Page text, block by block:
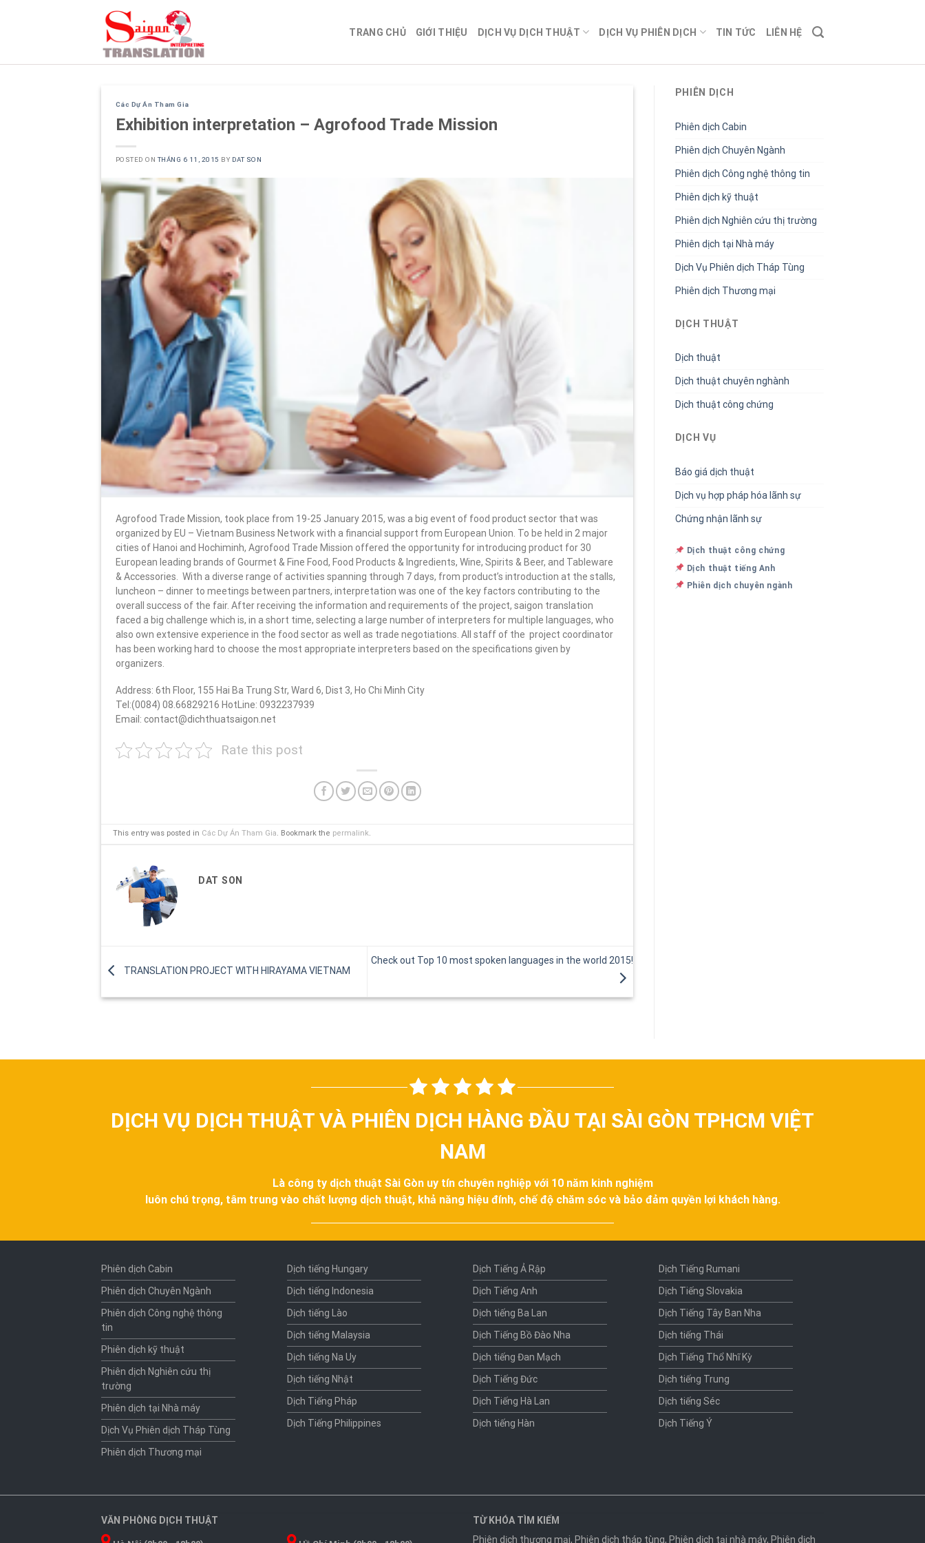
TRANG CHỦ GIỚI THIỆU DỊCH VỤ DỊCH THUẬT DỊCH VỤ PHIÊN DỊCH TIN TỨC LIÊN HỆ
Các Dự Án Tham Gia
Exhibition interpretation – Agrofood Trade Mission
POSTED ONTHÁNG 6 11, 2015 BY DAT SON
Agrofood Trade Mission, took place from 19-25 January 2015, was a big event of food product sector that was
organized by EU – Vietnam Business Network with a financial support from European Union. To be held in 2 major
cities of Hanoi and Hochiminh, Agrofood Trade Mission offered the opportunity for introducing product for 30
European leading brands of Gourmet & Fine Food, Food Products & Ingredients, Wine, Spirits & Beer, and Tableware
& Accessories. With a diverse range of activities spanning through 7 days, from product’s introduction at the stalls,
luncheon – dinner to meetings between partners, interpretation was one of the key factors contributing to the
overall success of the fair. After receiving the information and requirements of the project, saigon translation
faced a big challenge which is, in a short time, selecting a large number of interpreters for multiple languages, ​​who
also own extensive experience in the food sector as well as trade negotiations. All staff of the project coordinator
has been working hard to choose the most appropriate interpreters based on the specifications given by
organizers.
Address: 6th Floor, 155 Hai Ba Trung Str, Ward 6, Dist 3, Ho Chi Minh City
Tel:(0084) 08.66829216 HotLine: 0932237939
Email: contact@dichthuatsaigon.net
Rate this post
This entry was posted in Các Dự Án Tham Gia. Bookmark the permalink.
DAT SON
TRANSLATION PROJECT WITH HIRAYAMA VIETNAM
Check out Top 10 most spoken languages in the world 2015!
PHIÊN DỊCH
Phiên dịch Cabin
Phiên dịch Chuyên Ngành
Phiên dịch Công nghệ thông tin
Phiên dịch kỹ thuật
Phiên dịch Nghiên cứu thị trường
Phiên dịch tại Nhà máy
Dịch Vụ Phiên dịch Tháp Tùng
Phiên dịch Thương mại
DỊCH THUẬT
Dịch thuật
Dịch thuật chuyên nghành
Dịch thuật công chứng
DỊCH VỤ
Báo giá dịch thuật
Dịch vụ hợp pháp hóa lãnh sự
Chứng nhận lãnh sự
Dịch thuật công chứng
Dịch thuật tiếng Anh
Phiên dịch chuyên ngành
DỊCH VỤ DỊCH THUẬT VÀ PHIÊN DỊCH HÀNG ĐẦU TẠI SÀI GÒN TPHCM VIỆT
NAM
Là công ty dịch thuật Sài Gòn uy tín chuyên nghiệp với 10 năm kinh nghiệm
luôn chú trọng, tâm trung vào chất lượng dịch thuật, khả năng hiệu đính, chế độ chăm sóc và bảo đảm quyền lợi khách hàng.
Phiên dịch Cabin
Phiên dịch Chuyên Ngành
Phiên dịch Công nghệ thông
tin
Phiên dịch kỹ thuật
Phiên dịch Nghiên cứu thị
trường
Phiên dịch tại Nhà máy
Dịch Vụ Phiên dịch Tháp Tùng
Phiên dịch Thương mại
Dịch tiếng Hungary
Dịch tiếng Indonesia
Dịch tiếng Lào
Dịch tiếng Malaysia
Dịch tiếng Na Uy
Dịch tiếng Nhật
Dịch Tiếng Pháp
Dịch Tiếng Philippines
Dịch Tiếng Ả Rập
Dịch Tiếng Anh
Dịch tiếng Ba Lan
Dịch Tiếng Bồ Đào Nha
Dịch tiếng Đan Mạch
Dịch Tiếng Đức
Dịch Tiếng Hà Lan
Dịch tiếng Hàn
Dịch Tiếng Rumani
Dịch Tiếng Slovakia
Dịch Tiếng Tây Ban Nha
Dịch tiếng Thái
Dịch Tiếng Thổ Nhĩ Kỳ
Dịch tiếng Trung
Dịch tiếng Séc
Dịch Tiếng Ý
VĂN PHÒNG DỊCH THUẬT
TỪ KHÓA TÌM KIẾM
Phiên dịch thương mại, Phiên dịch tháp tùng, Phiên dịch tại nhà máy, Phiên dịch